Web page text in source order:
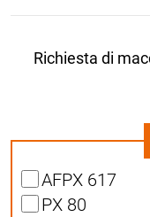
Richiesta di
AFPX 617
PX 80